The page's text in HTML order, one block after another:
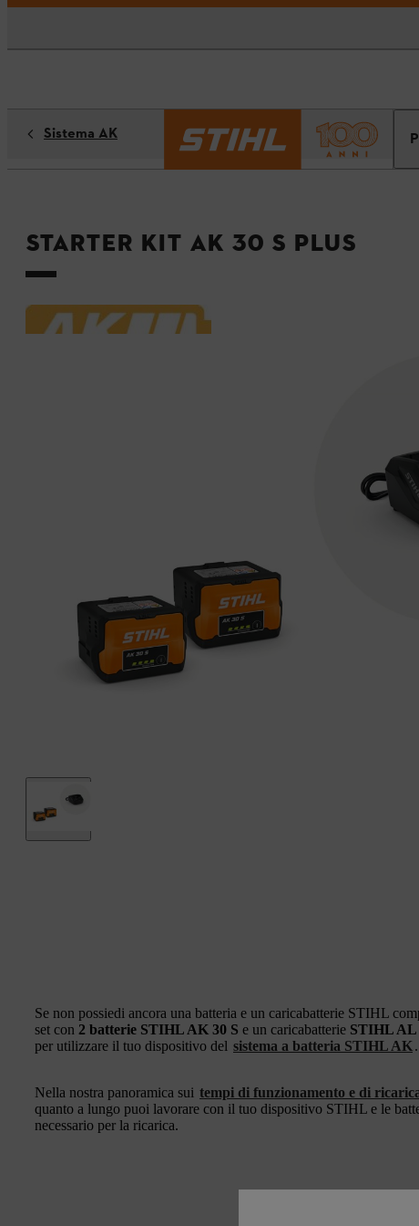
Sistema AK
Starter Kit AK 30 S PLUS
Se non possiedi ancora una batteria e un caricabatterie STIHL
set con 2 batterie STIHL AK 30 S e un caricabatterie STIHL AL
per utilizzare il tuo dispositivo del sistema a batteria STIHL AK .
Nella nostra panoramica sui tempi di funzionamento e di
quanto a lungo puoi lavorare con il tuo dispositivo STIHL e le
necessario per la ricarica.